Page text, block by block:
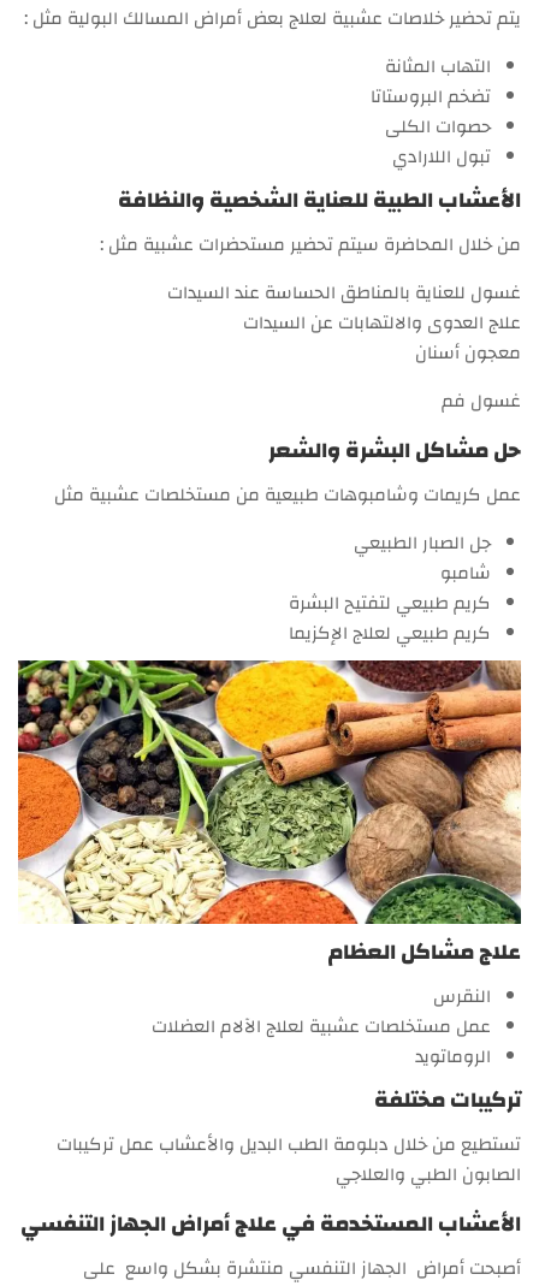
يتم تحضير خلاصات عشبية لعلاج بعض أمراض المسالك البولية مثل :
التهاب المثانة
تضخم البروستاتا
حصوات الكلى
تبول اللارادي
الأعشاب الطبية للعناية الشخصية والنظافة
من خلال المحاضرة سيتم تحضير مستحضرات عشبية مثل :
غسول للعناية بالمناطق الحساسة عند السيدات
علاج العدوى والالتهابات عن السيدات
معجون أسنان
غسول فم
حل مشاكل البشرة والشعر
عمل كريمات وشامبوهات طبيعية من مستخلصات عشبية مثل
جل الصبار الطبيعي
شامبو
كريم طبيعي لتفتيح البشرة
كريم طبيعي لعلاج الإكزيما
علاج مشاكل العظام
النقرس
عمل مستخلصات عشبية لعلاج الآلام العضلات
الروماتويد
تركيبات مختلفة
تستطيع من خلال دبلومة الطب البديل والأعشاب عمل تركيبات
الصابون الطبي والعلاجي
الأعشاب المستخدمة في علاج أمراض الجهاز التنفسي
أصبحت أمراض الجهاز التنفسي منتشرة بشكل واسع على